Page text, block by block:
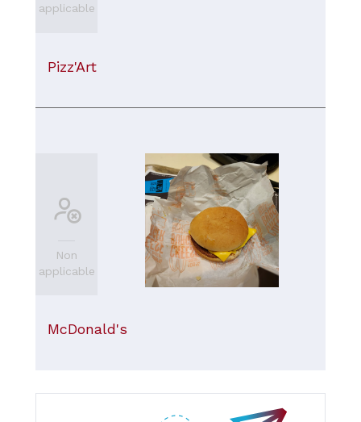
applicable
Pizz'Art
Non
applicable
McDonald's